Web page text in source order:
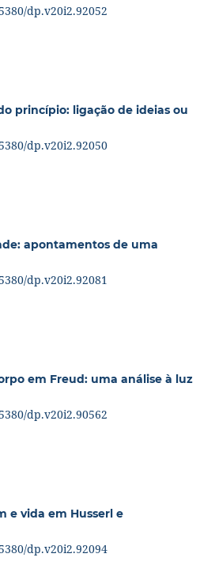
dp.v20i2.92052
princípio: ligação de ideias ou
dp.v20i2.92050
apontamentos de uma
dp.v20i2.92081
em Freud: uma análise à luz
dp.v20i2.90562
e vida em Husserl e
dp.v20i2.92094